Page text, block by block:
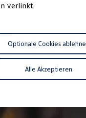
verlinkt.
Alle Akzeptieren
Optionale Cookies